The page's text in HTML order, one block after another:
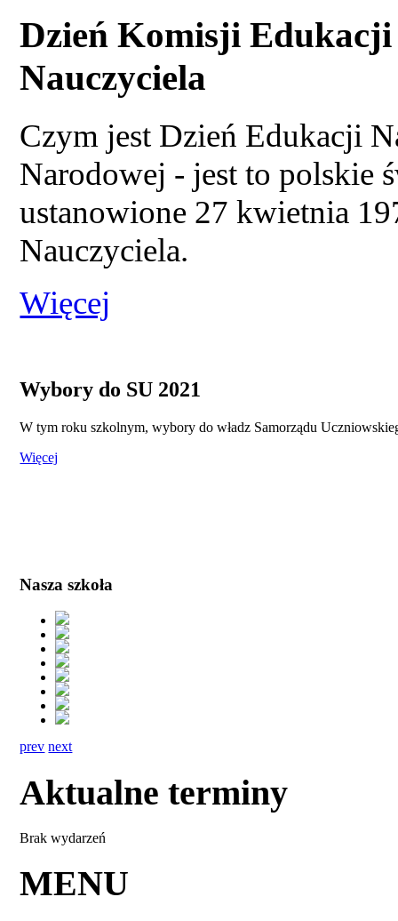
Dzień Komisji
Nauczyciela
Czym jest Dzień Edukacji
Narodowej - jest to polskie
ustanowione 27 kwietnia
Nauczyciela.
Więcej
Wybory do SU 2021
W tym roku szkolnym, wybory do władz Samorządu
Więcej
Nasza szkoła
prev next
Aktualne terminy
Brak wydarzeń
MENU